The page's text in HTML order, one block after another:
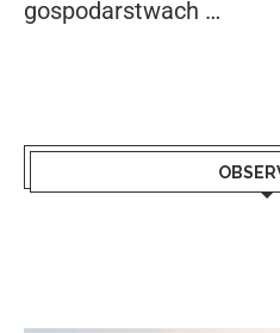
gospodarstwach …